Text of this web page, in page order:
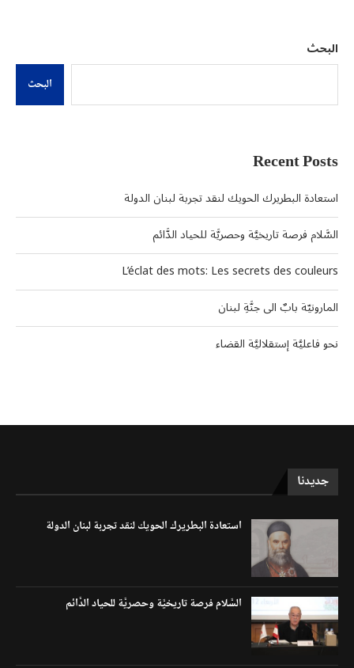
البحث
البحث
Recent Posts
استعادة البطريرك الحويك لنقد تجربة لبنان الدولة
السَّلام فرصة تاريخيَّة وحصريَّة للحياد الدَّائم
L’éclat des mots: Les secrets des couleurs
المارونيّة بابٌ الى جنَّةِ لبنان
نحو فاعليَّة إستقلاليَّة القضاء
جديدنا
استعادة البطريرك الحويك لنقد تجربة لبنان الدولة
السَّلام فرصة تاريخيَّة وحصريَّة للحياد الدَّائم